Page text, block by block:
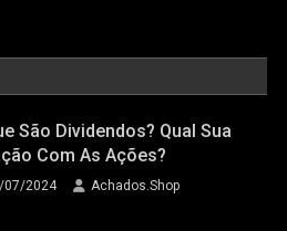
São Dividendos? Qual Sua
Com As Ações?
07/2024 Achados.Shop